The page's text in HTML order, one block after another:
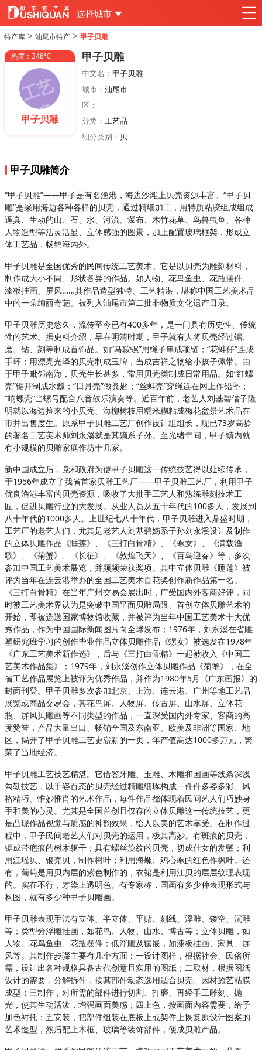
选择城市
特产库 > 汕尾市特产 > 甲子贝雕
热度：348℃
甲子贝雕
甲子贝雕
中文名： 甲子贝雕
城市： 汕尾市
区：
分类： 工艺品
细分类别： 贝
甲子贝雕简介
“甲子贝雕”——甲子是有名渔港，海边沙滩上贝壳资源丰富。“甲子贝
雕”是采用海边各种各样的贝壳，通过精细加工，用特质粘胶组成组成
逼真、生动的山、石、水、河流、瀑布、木竹花草、鸟兽虫鱼、各种
人物造型等活灵活显、立体感强的图景，加上配置玻璃框架，形成立
体工艺品，畅销海内外。
甲子贝雕是全国优秀的民间传统工艺美术。它是以贝壳为雕刻材料，
制作成大小不同、形状各异的作品。如人物、花鸟鱼虫、花瓶摆件、
漆板挂画、屏风……其作品造型独特、工艺精湛，堪称中国工艺美术品
中的一朵绚丽奇葩。被列入汕尾市第二批非物质文化遗产目录。
甲子贝雕历史悠久，流传至今已有400多年，是一门具有历史性、传统
性的艺术。据史料介绍，早在明清时期，甲子就有人将贝壳经过锯、
磨、钻、刻等制成首饰品。如“马鞍螺”用绳子串成项链；“花蚌仔”连成
手环；用漂亮光泽的贝壳制成玉牌，当成吉祥之物给小孩子佩带。由
于甲子毗邻南海，贝壳生长甚多，常用贝壳类制成日常用品。如“红螺
壳”锯开制成水瓢；“日月壳”做粪匙；“丝蚌壳”穿绳连在网上作铅坠；
“响螺壳”当螺号配合八音鼓乐演奏等。近百年前，老艺人刘基碧偕子隆
明就以海边捡来的小贝壳、海柳树枝用糯米糊粘成梅花盆景艺术品在
市井出售度生。原系甲子贝雕工艺厂创作设计组组长，现已73岁高龄
的著名工艺美术师刘永溪就是其嫡系子孙。至光绪年间，甲子镇内就
有小规模的贝雕家庭作坊十几家。
新中国成立后，党和政府为使甲子贝雕这一传统技艺得以延续传承，
于1956年成立了我省首家贝雕工艺厂——甲子贝雕工艺厂，利用甲子
优良渔港丰富的贝壳资源，吸收了大批手工艺人和熟练雕刻技术工
匠，促进贝雕行业的大发展。从业人员从五十年代的100多人，发展到
八十年代的1000多人。上世纪七八十年代，甲子贝雕进入鼎盛时期，
工艺厂的老艺人们，尤其是老艺人刘基碧嫡系子孙刘永溪设计及制作
的立体贝雕作品《睡莲》、《三打白骨精》、《螺女》、《满载渔
歌》、《菊蟹》、《长征》、《敦煌飞天》、《百鸟迎春》等，多次
参加中国工艺美术展览，并频频荣获奖项。其中立体贝雕《睡莲》被
评为当年在连云港举办的全国工艺美术百花奖创作新作品第一名。
《三打白骨精》在当年广州交易会展出时，广受国内外客商好评，同
时被工艺美术界认为是突破中国平面贝雕局限、首创立体贝雕艺术的
开始，即被选送国家博物馆收藏，并被评为当年中国工艺美术十大优
秀作品，作为中国国际新闻图片向全球发布；1976年，刘永溪在省雕
塑研究班学习的创作毕业作品立体贝雕作品《螺女》被选发在1978年
《广东工艺美术新作选》，后与《三打白骨精》一起被收入《中国工
艺美术作品集》；1979年，刘永溪创作立体贝雕作品《菊蟹》，在全
省工艺作品展览上被评为优秀作品，并作为1980年5月《广东画报》的
封面刊登。甲子贝雕多次参加北京、上海、连云港、广州等地工艺品
展览或商品交易会，其花鸟屏、人物屏、传古屏、山水屏、立体花
瓶、屏风贝雕画等不同类型的作品，一直深受国内外专家、客商的高
度赞誉，产品大量出口、畅销全国及东南亚、欧美及非洲等国家、地
区，揭开了甲子贝雕工艺史崭新的一页，年产值高达1000多万元，繁
荣了当地经济。
甲子贝雕工艺技艺精湛。它借鉴牙雕、玉雕、木雕和国画等线条深浅
勾勒技艺，以千姿百态的贝壳经过精雕细琢构成一件件多姿多彩、风
格精巧、惟妙惟肖的艺术作品，每件作品都体现着民间艺人们巧妙身
手和美的心灵。尤其是全国首创且仅存的立体贝雕这一传统技艺，更
是凸现作品视觉与质感的神韵效果，给人以美的艺术享受。在制作过
程中，甲子民间老艺人们对贝壳的运用，极其高妙。有斑痕的贝壳，
锯成带疤痕的树木躯干；具有螺丝旋纹的贝壳，切成仕女的发髻；利
用江瑶贝、银壳贝，制作树叶；利用海螺、鸡心螺的红色作枫叶。还
有，葡萄是用贝内层的紫色制作的，衣裙是利用江贝的层层纹理表现
的。实在不行，才染上透明色。有专家称，国画有多少种表现形式与
构图，就有多少种甲子贝雕画。
甲子贝雕表现手法有立体、半立体、平贴、刻线、浮雕、镂空、沉雕
等；类型分浮雕挂画，如花鸟、人物、山水、博古等；立体贝雕，如
人物、花鸟鱼虫、花瓶摆件；低浮雕及镶嵌，如漆板挂画、家具、屏
风等。其制作步骤主要有几个方面：一设计图样，根据社会、民俗所
需，设计出各种规格具备古代创意且实用的图纸；二取材，根据图纸
设计的需要，分解拆件，按其部件动态选用适合贝壳、因材施艺粘膜
成型；三制作，对所需的部件进行切割、打磨、再经手工雕刻、抛
光，使其生动活泼，增强画面美感；四上色，按画面内容需要，给予
加色衬托；五安装，把部件组装在底板上或架件上恢复原设计图案的
艺术造型，然后配上木框、玻璃等装饰部件，便成贝雕产品。